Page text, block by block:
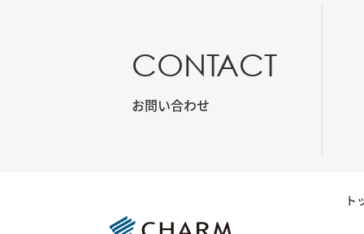
CONTACT
お問い合わせ
ト